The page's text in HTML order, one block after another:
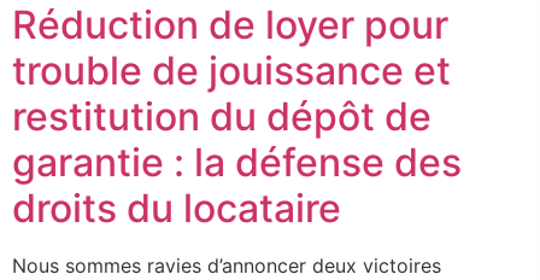
Réduction de loyer pour
trouble de jouissance et
restitution du dépôt de
garantie : la défense des
droits du locataire
Nous sommes ravies d’annoncer deux victoires